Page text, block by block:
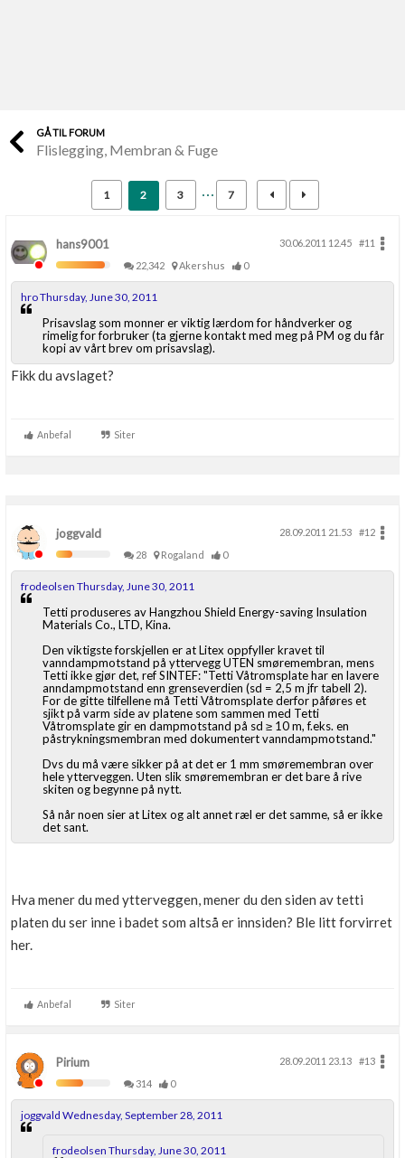
Finn håndverkere
Skaff dokumentasjon som mangler
Kundeservice
Få svar på det du lurer på
Kom i gang med Boligmappa
Se din bolig? Klikk her
Få mer ut av Boligmappa
GÅ TIL FORUM
Flislegging, Membran & Fuge
1 2 3 7
hans9001 30.06.2011 12.45
#11
22,342
Akershus 0
hro Thursday, June 30, 2011
Prisavslag som monner er viktig lærdom for håndverker og
rimelig for forbruker (ta gjerne kontakt med meg på PM og du får
kopi av vårt brev om prisavslag).
Fikk du avslaget?
Anbefal Siter
joggvald 28.09.2011 21.53
#12
28
Rogaland 0
frodeolsen Thursday, June 30, 2011
Tetti produseres av Hangzhou Shield Energy-saving Insulation
Materials Co., LTD, Kina.
Den viktigste forskjellen er at Litex oppfyller kravet til
vanndampmotstand på yttervegg UTEN smøremembran, mens
Tetti ikke gjør det, ref SINTEF: "Tetti Våtromsplate har en lavere
anndampmotstand enn grenseverdien (sd = 2,5 m jfr tabell 2).
For de gitte tilfellene må Tetti Våtromsplate derfor påføres et
sjikt på varm side av platene som sammen med Tetti
Våtromsplate gir en dampmotstand på sd ≥ 10 m, f.eks. en
påstrykningsmembran med dokumentert vanndampmotstand."
Dvs du må være sikker på at det er 1 mm smøremembran over
hele ytterveggen. Uten slik smøremembran er det bare å rive
skiten og begynne på nytt.
Så når noen sier at Litex og alt annet ræl er det samme, så er ikke
det sant.
Hva mener du med ytterveggen, mener du den siden av tetti
platen du ser inne i badet som altså er innsiden? Ble litt forvirret
her.
Anbefal Siter
Pirium 28.09.2011 23.13
#13
314
0
joggvald Wednesday, September 28, 2011
frodeolsen Thursday, June 30, 2011